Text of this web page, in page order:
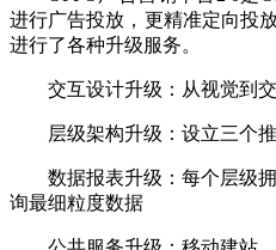
进行广告投放，更精准定向投
进行了各种升级服务。
交互设计升级：从视觉到
层级架构升级：设立三个
数据报表升级：每个层级
询最细粒度数据